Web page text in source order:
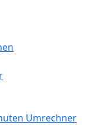
Umrechner